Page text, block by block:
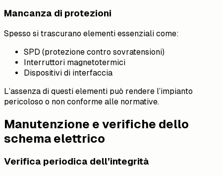
Mancanza di protezioni
Spesso si trascurano elementi essenziali come:
SPD (protezione contro sovratensioni)
Interruttori magnetotermici
Dispositivi di interfaccia
L’assenza di questi elementi può rendere l’impianto
pericoloso o non conforme alle normative.
Manutenzione e verifiche dello
schema elettrico
Verifica periodica dell’integrità